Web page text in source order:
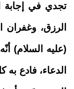
تجدي في إجابة
الرزق، وغفران
(عليه السلام)
الدعاء، فادع